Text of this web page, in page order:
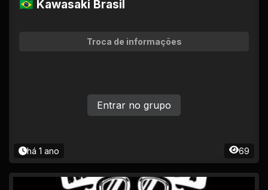
🇧🇷 Kawasaki Brasil
Troca de informações
há 1 ano 69
Entrar no grupo